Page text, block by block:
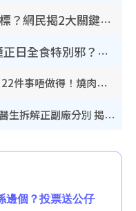
裝修拆鐵閘隨時變賊人目標？網民揭2大關鍵用途：裝新式等於白裝？附新舊鐵閘分別
鬼門開2026｜農曆七月撞正日全食特別邪？專家警告切忌做一事！揭4大禁忌+2招保平安
鬼門開2026｜8.13鬼節禁忌 22件事唔做得！燒肉、刺身要少食？半夜勿吹口哨/打呢個電話
網傳公院改用內地/副廠藥？醫生拆解正副廠分別 揭4類人換藥隨時出事